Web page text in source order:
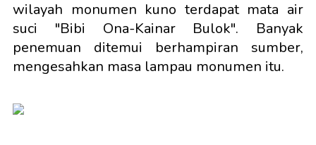
wilayah monumen kuno terdapat mata air
suci "Bibi Ona-Kainar Bulok". Banyak
penemuan ditemui berhampiran sumber,
mengesahkan masa lampau monumen itu.